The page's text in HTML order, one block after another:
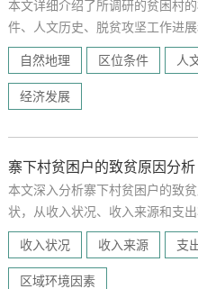
本文详细介绍了所调研的贫困村
件、人文历史、脱贫攻坚工作进
潞田镇、寨下村的情况分别进行
体原因和区域环境原因这两个原
行评估。
自然地理 区位条件 人
经济发展
寨下村贫困户的致贫原因分析
本文深入分析寨下村贫困户的致
状，从收入状况、收入来源和支
区域环境因素如何导致寨下村成
收入状况
收入来源 支
区域环境因素